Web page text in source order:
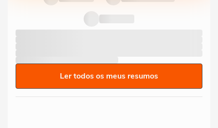
Ler todos os meus resumos